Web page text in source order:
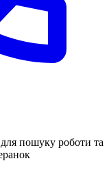
пошуку роботи та